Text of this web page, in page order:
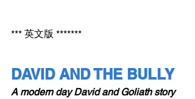
*** 英文版 *******
DAVID AND THE BULLY
A modern day David and Goliath story